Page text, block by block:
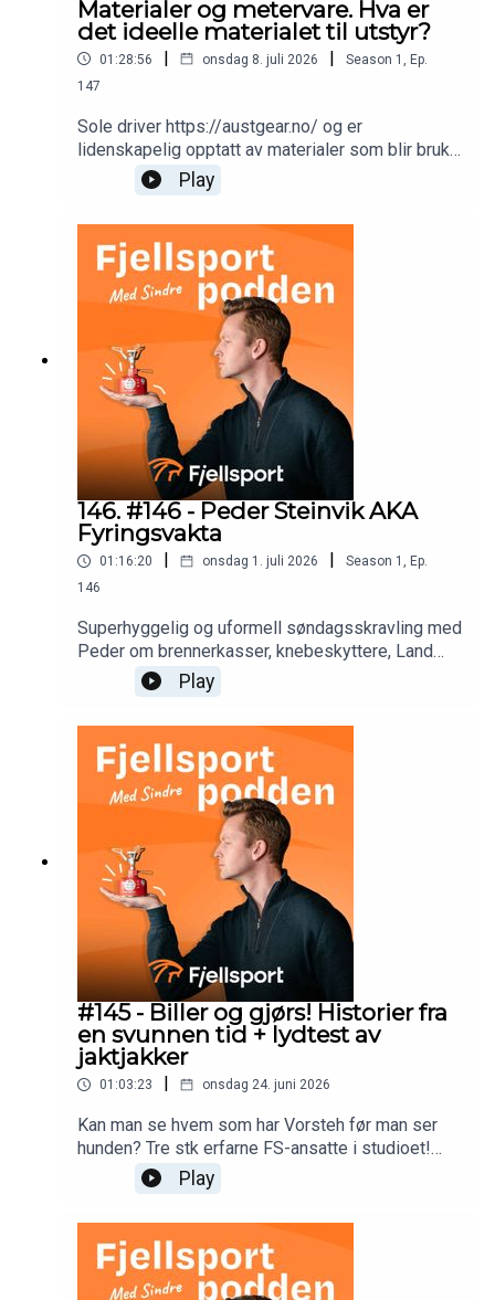
Materialer og metervare. Hva er
det ideelle materialet til utstyr?
01:28:56 | onsdag 8. juli 2026 | Season 1 , Ep.
147
Sole driver https://austgear.no/ og er
lidenskapelig opptatt av materialer som blir brukt
i tarp, telt, ryggsekker++. Vi går gjennom fordeler
og ulemper med de vanligste materialene som
brukes! Knallgod prat.
Play
146. #146 - Peder Steinvik AKA
Fyringsvakta
01:16:20 | onsdag 1. juli 2026 | Season 1 , Ep.
146
Superhyggelig og uformell søndagsskravling med
Peder om brennerkasser, knebeskyttere, Land
Cruiser, Mountain Equipment og mye mer. Sjekk ut
https://fyringsvakta.no/ om du er mye på
vintertur!
Play
#145 - Biller og gjørs! Historier fra
en svunnen tid + lydtest av
jaktjakker
01:03:23 | onsdag 24. juni 2026
Kan man se hvem som har Vorsteh før man ser
hunden? Tre stk erfarne FS-ansatte i studioet!
Jan Tore (founding father) debuterer i
podcastformatet og gjør en super jobb! Vi
diskuterer mye mellom himmel og jord rundt jakt,
fiske og friluftsliv!
Play